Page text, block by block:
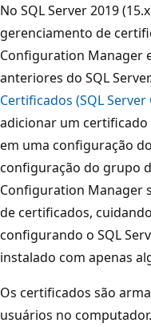
No SQL Server 2019
gerenciamento de
Configuration Manager
anteriores do SQL
Certificados (SQL
adicionar um certificado
em uma configuração
configuração do grupo
Configuration Manager
de certificados,
configurando o SQL
instalado com apenas
Os certificados são
usuários no